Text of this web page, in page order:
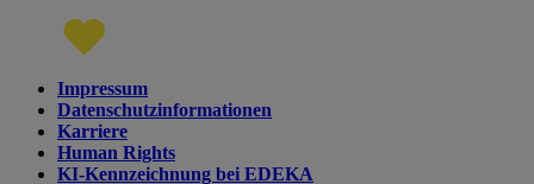
Impressum
Datenschutzinformationen
Karriere
Human Rights
KI-Kennzeichnung bei EDEKA